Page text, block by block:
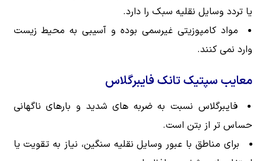
یا تردد وسایل نقلیه سبک را دارد.
مواد کامپوزیتی غیرسمی بوده و آسیبی به محیط زیست
وارد نمی کنند.
معایب سپتیک تانک فایبرگلاس
فایبرگلاس نسبت به ضربه های شدید و بارهای ناگهانی
حساس تر از بتن است.
برای مناطق با عبور وسایل نقلیه سنگین، نیاز به تقویت یا